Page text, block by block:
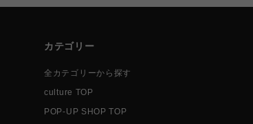
カテゴリー
全カテゴリーから探す
culture TOP
POP-UP SHOP TOP